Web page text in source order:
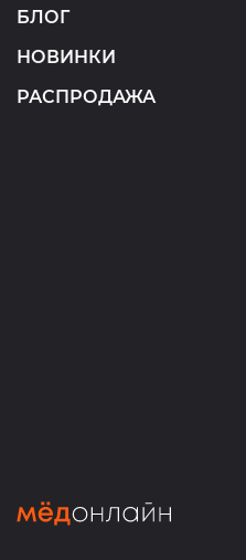
БЛОГ
НОВИНКИ
РАСПРОДАЖА